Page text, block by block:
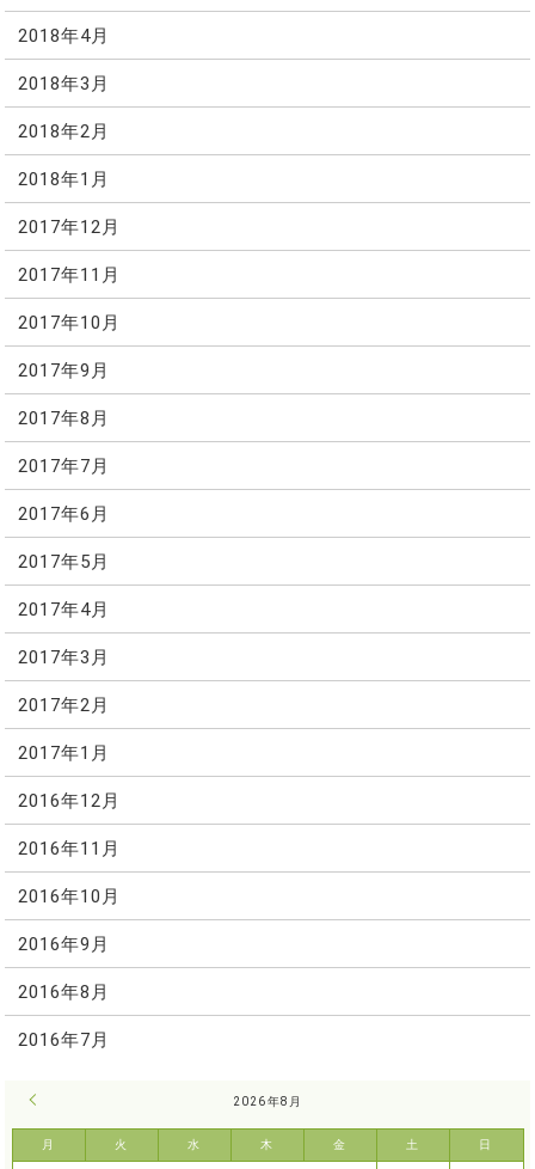
2018年4月
2018年3月
2018年2月
2018年1月
2017年12月
2017年11月
2017年10月
2017年9月
2017年8月
2017年7月
2017年6月
2017年5月
2017年4月
2017年3月
2017年2月
2017年1月
2016年12月
2016年11月
2016年10月
2016年9月
2016年8月
2016年7月
2026年8月
月 火 水 木 金 土 日